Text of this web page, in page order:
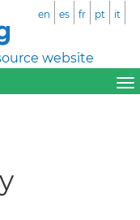
website
en es fr pt it